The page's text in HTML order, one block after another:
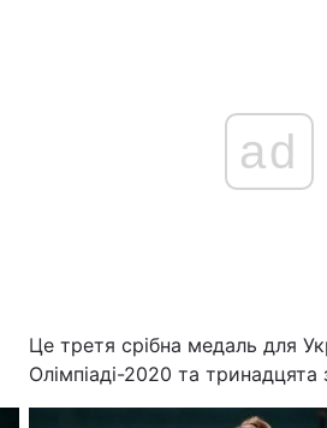
ad
Це третя срібна медаль для
Олімпіаді-2020 та тринадцята